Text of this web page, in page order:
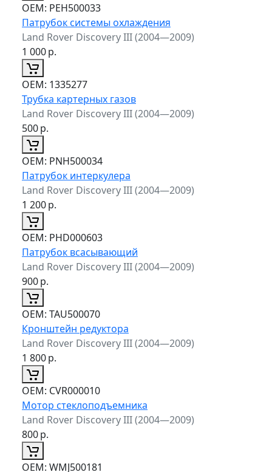
ОЕМ: PEH500033
Патрубок системы охлаждения
Land Rover Discovery III (2004—2009)
1 000р.
ОЕМ: 1335277
Трубка картерных газов
Land Rover Discovery III (2004—2009)
500р.
ОЕМ: PNH500034
Патрубок интеркулера
Land Rover Discovery III (2004—2009)
1 200р.
ОЕМ: PHD000603
Патрубок всасывающий
Land Rover Discovery III (2004—2009)
900р.
ОЕМ: TAU500070
Кронштейн редуктора
Land Rover Discovery III (2004—2009)
1 800р.
ОЕМ: CVR000010
Мотор стеклоподъемника
Land Rover Discovery III (2004—2009)
800р.
ОЕМ: WMJ500181